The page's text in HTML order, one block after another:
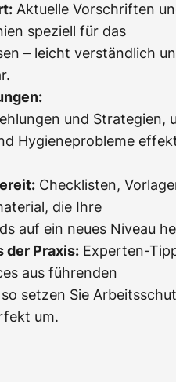
Aktuelle Vorschriften
speziell für das
– leicht verständlich
und Strategien,
Hygieneprobleme
Checklisten,
die Ihre
auf ein neues Niveau
der Praxis: Experten-
aus führenden
setzen Sie
um.